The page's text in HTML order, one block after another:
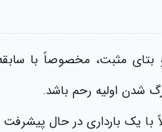
بتای مثبت، مخصوصاً با
شدن اولیه رحم باشد.